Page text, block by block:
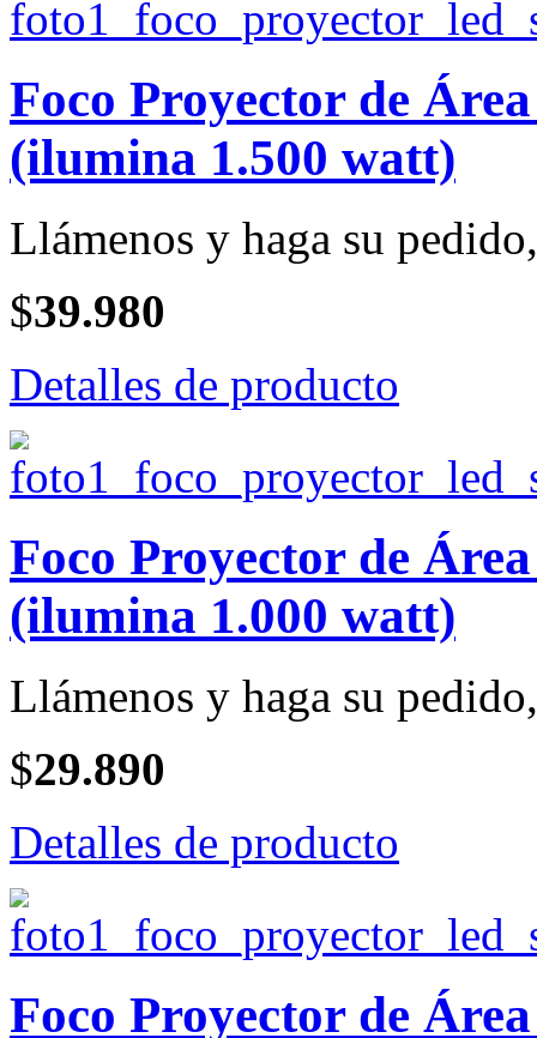
Foco Proyector de
(ilumina 1.500 watt)
Llámenos y haga su
$39.980
Detalles de producto
Foco Proyector de
(ilumina 1.000 watt)
Llámenos y haga su
$29.890
Detalles de producto
Foco Proyector de